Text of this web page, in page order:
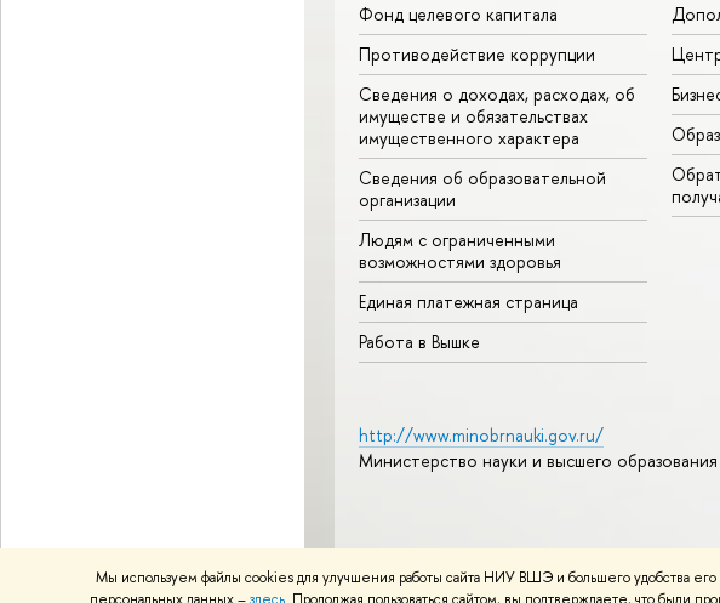
Мы используем файлы cookies для улучшения работы сайта НИУ ВШЭ и большего удобства
Фонд целевого капитала
Противодействие коррупции
Сведения о доходах, расходах, об
имуществе и обязательствах
имущественного характера
Сведения об образовательной
организации
Людям с ограниченными
возможностями здоровья
Единая платежная страница
Работа в Вышке
http://www.minobrnauki.gov.ru/
Министерство науки и высшего
Политика конфиденциальностиКарта сайта